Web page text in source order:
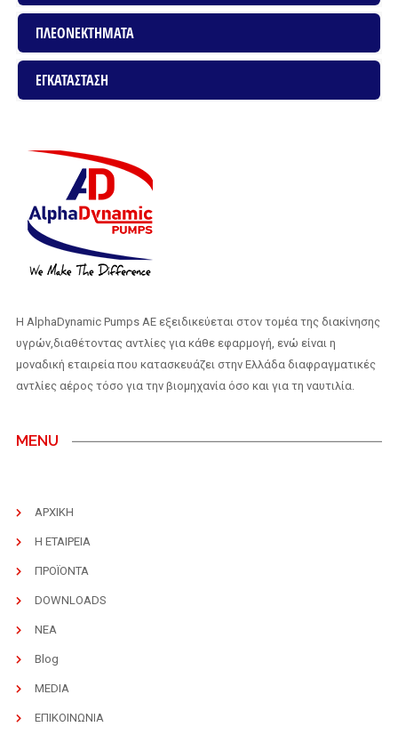
ΠΛΕΟΝΕΚΤΗΜΑΤΑ
ΕΓΚΑΤΑΣΤΑΣΗ
H AlphaDynamic Pumps AE εξειδικεύεται στον τομέα της διακίνησης
υγρών,διαθέτοντας αντλίες για κάθε εφαρμογή, ενώ είναι η
μοναδική εταιρεία που κατασκευάζει στην Ελλάδα διαφραγματικές
αντλίες αέρος τόσο για την βιομηχανία όσο και για τη ναυτιλία.
MENU
ΑΡΧΙΚΗ
Η ΕΤΑΙΡΕΙΑ
ΠΡΟΪΟΝΤΑ
DOWNLOADS
ΝΕΑ
Blog
MEDIA
ΕΠΙΚΟΙΝΩΝΙΑ